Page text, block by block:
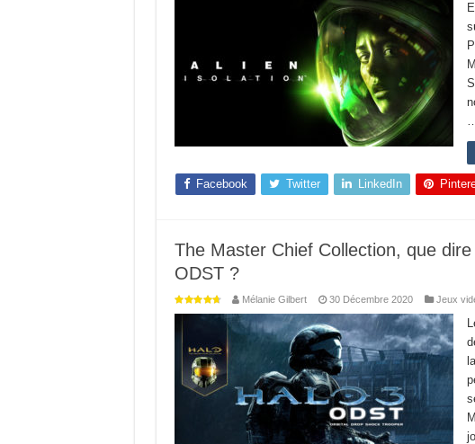
Facebook Twitter LinkedIn
The Master Chief Collection, que
ODST ?
Mélanie Gilbert 30 Décembre 2020 Jeux